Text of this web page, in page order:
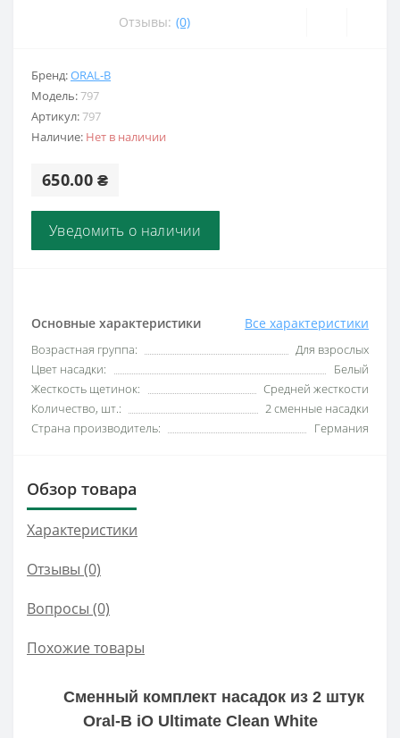
Отзывы: (0)
Бренд:ORAL-B
Модель:797
Артикул:797
Наличие: Нет в наличии
650.00 ₴
Уведомить о наличии
Основные характеристики Все характеристики
Возрастная группа:
Для взрослых
Цвет насадки:
Белый
Жесткость щетинок:
Средней жесткости
Количество, шт.:
2 сменные насадки
Страна производитель:
Германия
Обзор товара
Характеристики
Отзывы (0)
Вопросы (0)
Похожие товары
Сменный комплект насадок из 2 штук
Oral-B iO Ultimate Clean White